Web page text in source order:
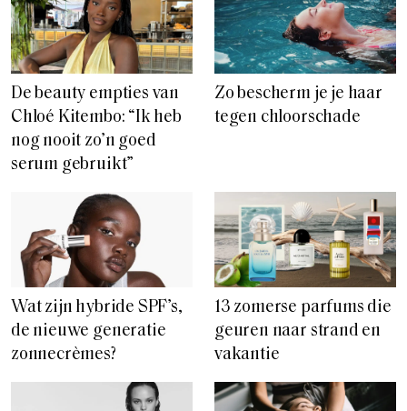
De beauty empties van
Chloé Kitembo: “Ik heb
nog nooit zo’n goed
serum gebruikt”
Zo bescherm je je haar
tegen chloorschade
Wat zijn hybride SPF’s,
de nieuwe generatie
zonnecrèmes?
13 zomerse parfums die
geuren naar strand en
vakantie